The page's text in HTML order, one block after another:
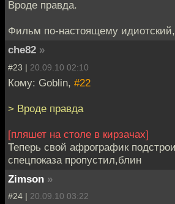
Вроде правда.
Фильм по-настоящему
che82 »
#23 | 20.09.10 02:10
Кому: Goblin, #22
> Вроде правда
[пляшет на столе в кирзачах]
Теперь свой афрографик
спецпоказа пропустил,блин
Zimson »
#24 | 20.09.10 03:22